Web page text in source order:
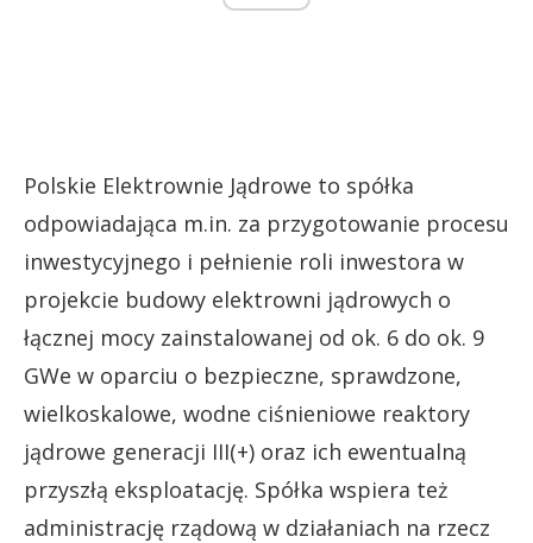
Polskie Elektrownie Jądrowe to spółka
odpowiadająca m.in. za przygotowanie procesu
inwestycyjnego i pełnienie roli inwestora w
projekcie budowy elektrowni jądrowych o
łącznej mocy zainstalowanej od ok. 6 do ok. 9
GWe w oparciu o bezpieczne, sprawdzone,
wielkoskalowe, wodne ciśnieniowe reaktory
jądrowe generacji III(+) oraz ich ewentualną
przyszłą eksploatację. Spółka wspiera też
administrację rządową w działaniach na rzecz